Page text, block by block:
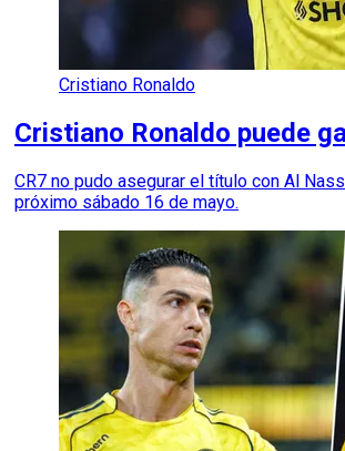
Cristiano Ronaldo
Cristiano Ronaldo puede
CR7 no pudo asegurar el título con Al
próximo sábado 16 de mayo.